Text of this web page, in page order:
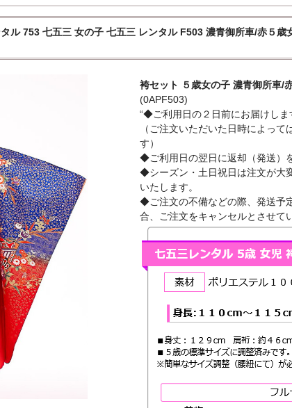
ル 753 七五三 女の子 七五三 レンタル F503 濃青御所車/赤５
袴セット ５歳女の子 濃青御所車/
(0APF503)
“◆ご利用日の２日前にお届けしま
（ご注文いただいた日時によっ
す）
◆ご利用日の翌日に返却（発送）
◆シーズン・土日祝日は注文が大
いたします。
◆ご注文の不備などの際、発送予
合、ご注文をキャンセルとさせて